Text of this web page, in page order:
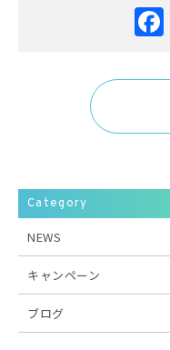
Category
NEWS
キャンペーン
ブログ